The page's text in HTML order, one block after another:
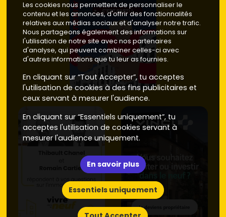
Les cookies nous permettent de personnaliser le
contenu et les annonces, d'offrir des fonctionnalités
relatives aux médias sociaux et d'analyser notre trafic.
Nous partageons également des informations sur
l'utilisation de notre site avec nos partenaires
d'analyse, qui peuvent combiner celles-ci avec
d'autres informations que tu leur as fournies.
En cliquant sur “Tout Accepter”, tu acceptes
l'utilisation de cookies à des fins publicitaires et
ceux servant à mesurer l'audience.
En cliquant sur “Essentiels uniquement”, tu
acceptes l'utilisation de cookies servant à
mesurer l'audience uniquement.
En savoir plus
Essentiels uniquement